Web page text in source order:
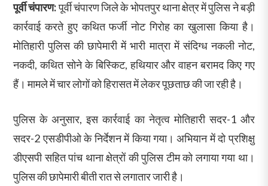
पूर्वी चंपारण:पूर्वी चंपारण जिले के भोपतपुर थाना क्षेत्र में पुलिस ने बड़ी
कार्रवाई करते हुए कथित फर्जी नोट गिरोह का खुलासा किया है।
मोतिहारी पुलिस की छापेमारी में भारी मात्रा में संदिग्ध नकली नोट,
नकदी, कथित सोने के बिस्किट, हथियार और वाहन बरामद किए गए
हैं। मामले में चार लोगों को हिरासत में लेकर पूछताछ की जा रही है।
पुलिस के अनुसार, इस कार्रवाई का नेतृत्व मोतिहारी सदर-1 और
सदर-2 एसडीपीओ के निर्देशन में किया गया। अभियान में दो प्रशिक्षु
डीएसपी सहित पांच थाना क्षेत्रों की पुलिस टीम को लगाया गया था।
पुलिस की छापेमारी बीती रात से लगातार जारी है।